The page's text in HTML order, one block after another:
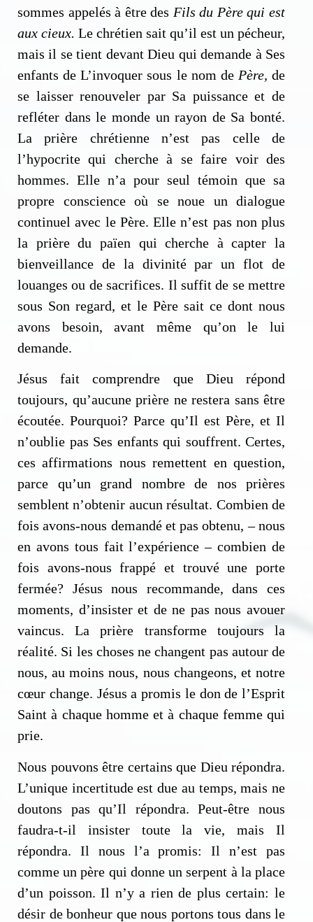
sommes appelés à être des Fils du Père qui est
aux cieux. Le chrétien sait qu’il est un pécheur,
mais il se tient devant Dieu qui demande à Ses
enfants de L’invoquer sous le nom de Père, de
se laisser renouveler par Sa puissance et de
refléter dans le monde un rayon de Sa bonté.
La prière chrétienne n’est pas celle de
l’hypocrite qui cherche à se faire voir des
hommes. Elle n’a pour seul témoin que sa
propre conscience où se noue un dialogue
continuel avec le Père. Elle n’est pas non plus
la prière du païen qui cherche à capter la
bienveillance de la divinité par un flot de
louanges ou de sacrifices. Il suffit de se mettre
sous Son regard, et le Père sait ce dont nous
avons besoin, avant même qu’on le lui
demande.
Jésus fait comprendre que Dieu répond
toujours, qu’aucune prière ne restera sans être
écoutée. Pourquoi? Parce qu’Il est Père, et Il
n’oublie pas Ses enfants qui souffrent. Certes,
ces affirmations nous remettent en question,
parce qu’un grand nombre de nos prières
semblent n’obtenir aucun résultat. Combien de
fois avons-nous demandé et pas obtenu, – nous
en avons tous fait l’expérience – combien de
fois avons-nous frappé et trouvé une porte
fermée? Jésus nous recommande, dans ces
moments, d’insister et de ne pas nous avouer
vaincus. La prière transforme toujours la
réalité. Si les choses ne changent pas autour de
nous, au moins nous, nous changeons, et notre
cœur change. Jésus a promis le don de l’Esprit
Saint à chaque homme et à chaque femme qui
prie.
Nous pouvons être certains que Dieu répondra.
L’unique incertitude est due au temps, mais ne
doutons pas qu’Il répondra. Peut-être nous
faudra-t-il insister toute la vie, mais Il
répondra. Il nous l’a promis: Il n’est pas
comme un père qui donne un serpent à la place
d’un poisson. Il n’y a rien de plus certain: le
désir de bonheur que nous portons tous dans le